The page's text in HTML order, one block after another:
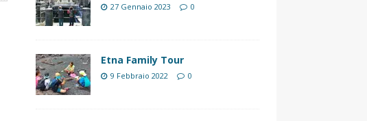
27 Gennaio 2023 0
Etna Family Tour
9 Febbraio 2022 0